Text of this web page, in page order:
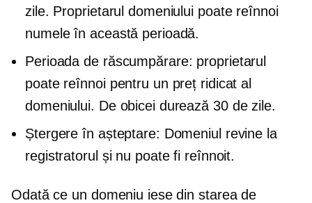
zile. Proprietarul domeniului poate reînnoi
numele în această perioadă.
Perioada de răscumpărare: proprietarul
poate reînnoi pentru un preț ridicat al
domeniului. De obicei durează 30 de zile.
Ștergere în așteptare: Domeniul revine la
registratorul și nu poate fi reînnoit.
Odată ce un domeniu iese din starea de